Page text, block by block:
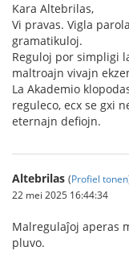
Kara Altebrilas,
Vi pravas. Vigla
gramatikuloj.
Reguloj por simpligi
maltroajn vivajn
La Akademio
reguleco, ecx se gxi
eternajn defiojn.
Altebrilas (Profiel tonen
22 mei 2025 16:44:34
Malregulaĵoj aperas
pluvo.